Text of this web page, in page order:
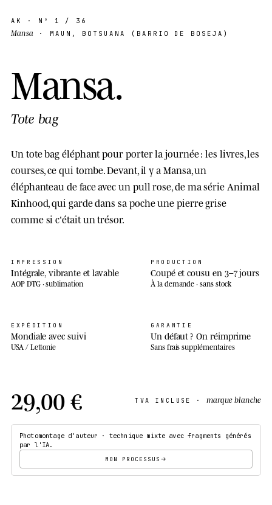
AK · Nº 1 / 36
Mansa · MAUN, BOTSUANA (BARRIO DE BOSEJA)
Mansa.
Tote bag
Un tote bag éléphant pour porter la journée : les livres, les
courses, ce qui tombe. Devant, il y a Mansa, un
éléphanteau de face avec un pull rose, de ma série Animal
Kinhood, qui garde dans sa poche une pierre grise
comme si c'était un trésor.
IMPRESSION
Intégrale, vibrante et lavable
AOP DTG · sublimation
PRODUCTION
Coupé et cousu en 3–7 jours
À la demande · sans stock
EXPÉDITION
Mondiale avec suivi
USA / Lettonie
GARANTIE
Un défaut ? On réimprime
Sans frais supplémentaires
29,00 € TVA INCLUSE · marque blanche
Photomontage d'auteur · technique mixte avec fragments générés
par l'IA.
MON PROCESSUS